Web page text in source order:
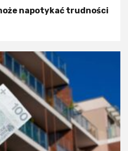
napotykać trudności